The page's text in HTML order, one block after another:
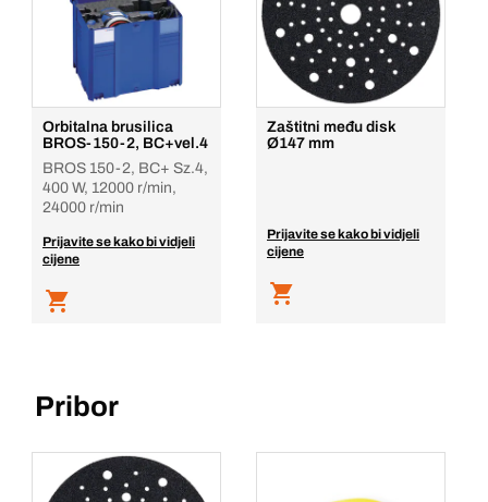
Orbitalna brusilica
BROS-150-2, BC+vel.4
BROS 150-2, BC+ Sz.4,
400 W, 12000 r/min,
24000 r/min
Prijavite se kako bi vidjeli
cijene
Zaštitni među disk
Ø147 mm
Prijavite se kako bi vidjeli
cijene
Pribor